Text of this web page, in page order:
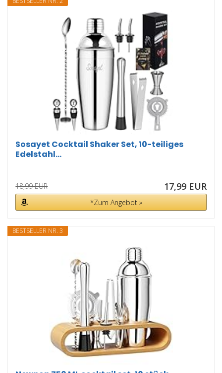
Sosayet Cocktail Shaker Set, 10-teiliges
Edelstahl...
18,99 EUR 17,99 EUR
*Zum Angebot »
BESTSELLER NR. 3